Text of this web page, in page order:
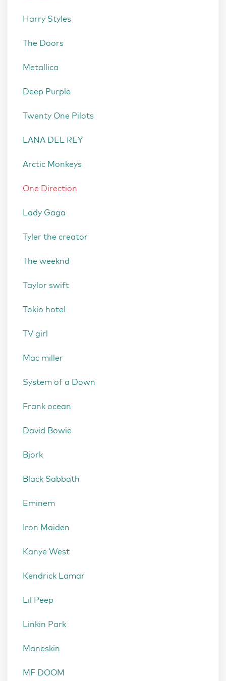
Harry Styles
The Doors
Metallica
Deep Purple
Twenty One Pilots
LANA DEL REY
Arctic Monkeys
One Direction
Lady Gaga
Tyler the creator
The weeknd
Taylor swift
Tokio hotel
TV girl
Mac miller
System of a Down
Frank ocean
David Bowie
Bjork
Black Sabbath
Eminem
Iron Maiden
Kanye West
Kendrick Lamar
Lil Peep
Linkin Park
Maneskin
MF DOOM